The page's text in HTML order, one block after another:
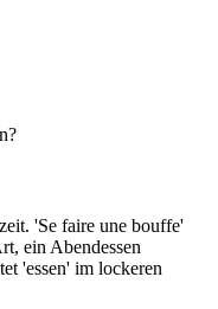
'Se faire une bouffe'
ein Abendessen
'essen' im lockeren